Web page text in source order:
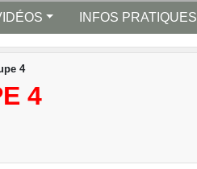
INFOS PRATIQUES
4
4